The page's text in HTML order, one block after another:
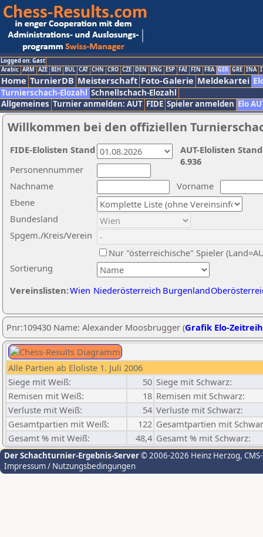
Logged on: Gast
Arabic ARM AZE BIH BUL CAT CHN CRO CZE DEN ENG ESP FAI FIN FRA GER GRE INA
Home TurnierDB Meisterschaft Foto-Galerie Meldekartei
Turnierschach-Elozahl Schnellschach-Elozahl
Allgemeines Turnier anmelden: AUT FIDE Spieler anmelden Elo
Willkommen bei den offiziellen
Nachname
Vorname
Ebene
Sortierung
Personennummer
Bundesland
Spgem./Kreis/Verein
Nur "österreichische" Spieler
Vereinslisten:Wien Niederösterreich Burgenland
AUT-Elolisten
6.936
FIDE-Elolisten Stand
Pnr:109430 Name: Alexander Moosbrugger (Grafik Elo-
Alle Partien ab Eloliste 1. Juli 2006
Siege mit Weiß:
50 Siege mit Schwarz:
Remisen mit Weiß:
18 Remisen mit Schwarz:
Verluste mit Weiß:
54 Verluste mit Schwarz:
Gesamtpartien mit Weiß:
122 Gesamtpartien mit
Gesamt % mit Weiß:
48,4 Gesamt % mit Schwarz:
Der Schachturnier-Ergebnis-Server© 2006-2026 Heinz Herzog,
Impressum / Nutzungsbedingungen